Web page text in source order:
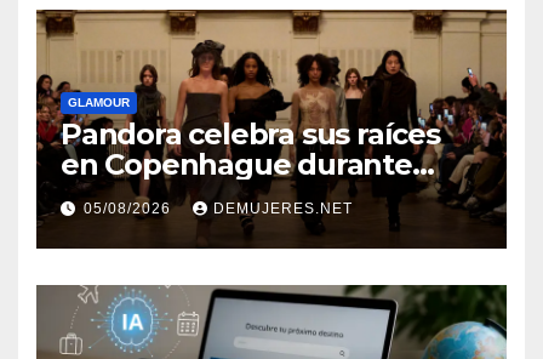
GLAMOUR
Pandora celebra sus raíces
en Copenhague durante
Copenhagen Fashion Week a
través de alianzas creativas
05/08/2026 DEMUJERES.NET